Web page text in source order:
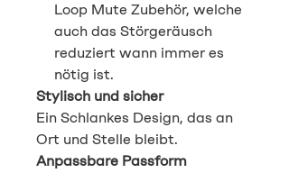
Loop Mute Zubehör, welche
auch das Störgeräusch
reduziert wann immer es
nötig ist.
Stylisch und sicher
Ein Schlankes Design, das an
Ort und Stelle bleibt.
Anpassbare Passform